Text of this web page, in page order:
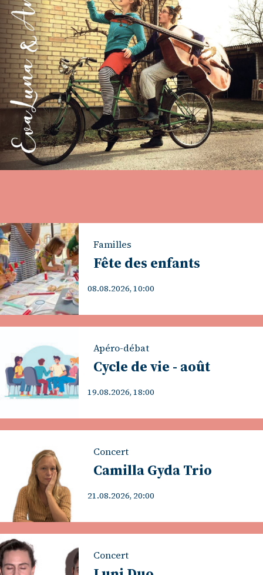
Familles
Fête des enfants
08.08.2026, 10:00
Apéro-débat
Cycle de vie - août
19.08.2026, 18:00
Concert
Camilla Gyda Trio
21.08.2026, 20:00
Concert